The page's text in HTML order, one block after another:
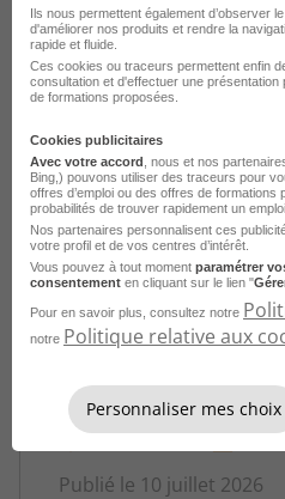
Sochaux - 25
Publié le 19 juillet 2026
Soudeur H/F
Sochaux - 25
Publié le 10 juillet 2026
Ils nous permettent également d’observer
d'améliorer nos produits et rendre la
rapide et fluide.
Ces cookies ou traceurs permettent enfin
consultation et d'effectuer une
de formations proposées.
Cookies publicitaires
Avec votre accord , nous et nos
Bing,) pouvons utiliser des traceurs pour
offres d’emploi ou des offres de formations
probabilités de trouver rapidement un
Nos partenaires personnalisent ces
votre profil et de vos centres d’intérêt.
Vous pouvez à tout moment paramétrer
consentement en cliquant sur le lien "
Pour en savoir plus, consultez notre
notre Politique relative aux
Personnaliser mes choix